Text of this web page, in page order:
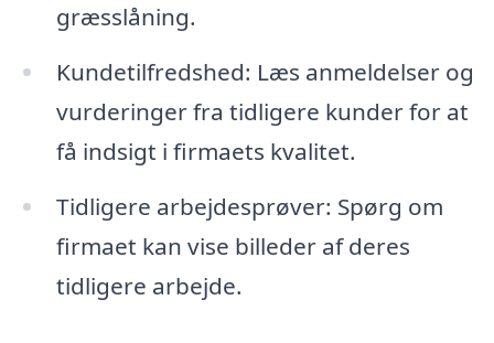
græsslåning.
Kundetilfredshed: Læs anmeldelser og
vurderinger fra tidligere kunder for at
få indsigt i firmaets kvalitet.
Tidligere arbejdesprøver: Spørg om
firmaet kan vise billeder af deres
tidligere arbejde.